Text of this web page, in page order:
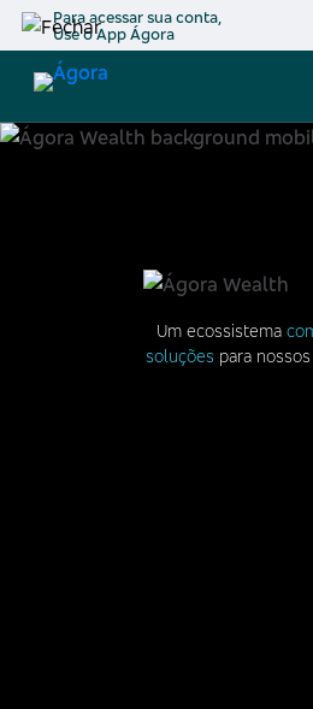
Para acessar sua conta,
Use o App Ágora
Um ecossistema
soluções para